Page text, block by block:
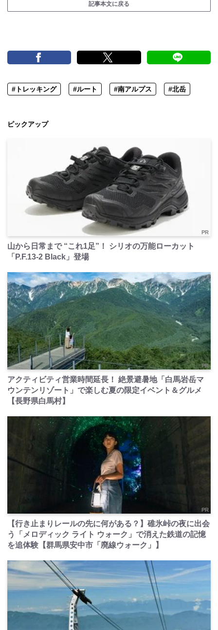
記事本文に戻る
#トレッキング #ルート #南アルプス #北岳
ピックアップ
PR
山から日常まで “これ1足”！ シリオの万能ローカット
「P.F.13-2 Black」登場
PR
アクティビティ営業時間延長！ 絶景避暑地「白馬岩岳マ
ウンテンリゾート」で楽しむ夏の限定イベント＆グルメ
【長野県白馬村】
PR
【行き止まりレールの先に何がある？】碓氷峠の夜に出会
う「メロディック ライト ウォーク」で消えた鉄道の記憶
を追体験【群馬県安中市「廃線ウォーク」】